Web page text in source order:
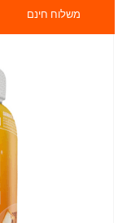
משלוח חינם